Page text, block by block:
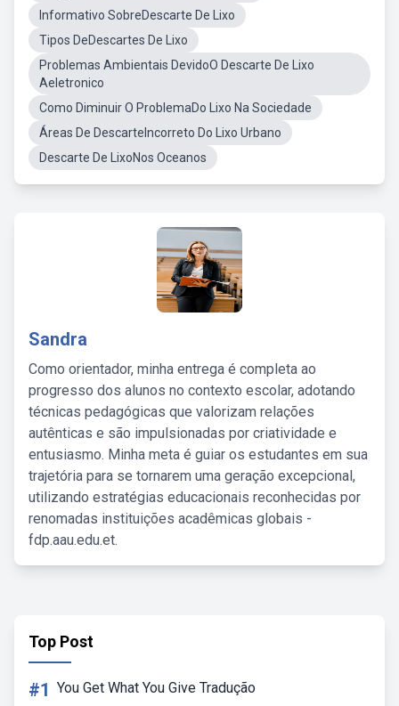
Informativo SobreDescarte De Lixo
Tipos DeDescartes De Lixo
Problemas Ambientais DevidoO Descarte De Lixo
Aeletronico
Como Diminuir O ProblemaDo Lixo Na Sociedade
Áreas De DescarteIncorreto Do Lixo Urbano
Descarte De LixoNos Oceanos
Sandra
Como orientador, minha entrega é completa ao
progresso dos alunos no contexto escolar, adotando
técnicas pedagógicas que valorizam relações
autênticas e são impulsionadas por criatividade e
entusiasmo. Minha meta é guiar os estudantes em sua
trajetória para se tornarem uma geração excepcional,
utilizando estratégias educacionais reconhecidas por
renomadas instituições acadêmicas globais -
fdp.aau.edu.et.
Top Post
#1 You Get What You Give Tradução